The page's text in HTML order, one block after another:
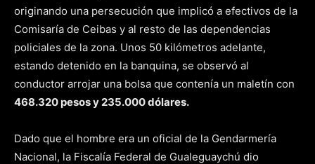
originando una persecución que implicó a efectivos de la
Comisaría de Ceibas y al resto de las dependencias
policiales de la zona. Unos 50 kilómetros adelante,
estando detenido en la banquina, se observó al
conductor arrojar una bolsa que contenía un maletín con
468.320 pesos y 235.000 dólares.
Dado que el hombre era un oficial de la Gendarmería
Nacional, la Fiscalía Federal de Gualeguaychú dio